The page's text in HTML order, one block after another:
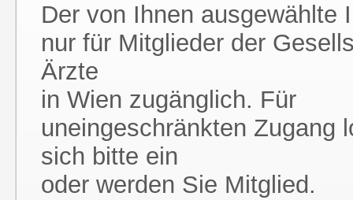
Der von Ihnen ausgewählte
nur für Mitglieder der
Ärzte
in Wien zugänglich. Für
uneingeschränkten Zugang
sich bitte ein
oder werden Sie Mitglied.